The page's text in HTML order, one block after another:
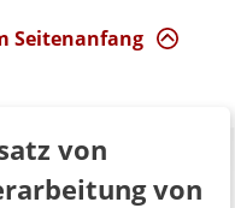
Seitenanfang
von
von